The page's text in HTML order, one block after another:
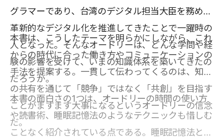
グラマーであり、台湾のデジタル担当大臣を務め、
革新的なデジタル化を推進してきたことで一躍時の
人となった。そんなオードリーは、どんな学問や経
験の影響を受けて、いまの知識体系を築いてきたの
だろうか。
本書は、こうしたテーマを明らかにしながら、これ
からの時代に合った働き方やコミュニケーションの
手法を提案する。一貫して伝わってくるのは、知識
の共有を通じて「競争」ではなく「共創」を目指す
ことがますます大事になるというオードリーの信念
だ。
本書の面白さの1つは、オードリーの時間の使い方
や読書術、睡眠記憶法のようなテクニックも惜しむ
ことなく紹介されている点である。睡眠記憶法と